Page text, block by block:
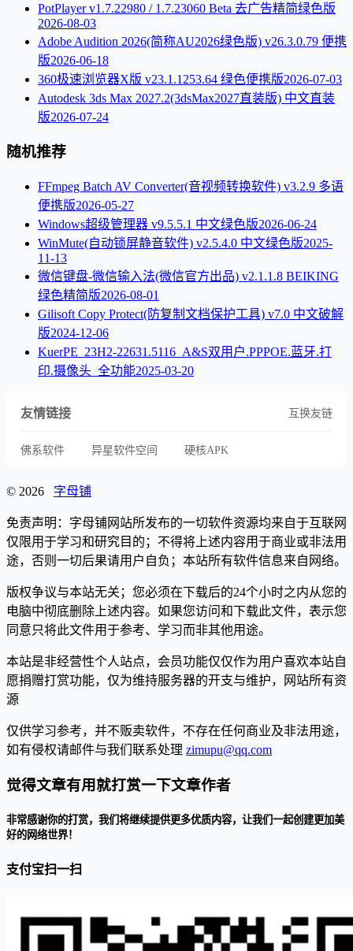
PotPlayer v1.7.22980 / 1.7.23060 Beta 去广告精简绿色版
2026-08-03
Adobe Audition 2026(简称AU2026绿色版) v26.3.0.79 便携
版2026-06-18
360极速浏览器X版 v23.1.1253.64 绿色便携版2026-07-03
Autodesk 3ds Max 2027.2(3dsMax2027直装版) 中文直装
版2026-07-24
随机推荐
FFmpeg Batch AV Converter(音视频转换软件) v3.2.9 多语
便携版2026-05-27
Windows超级管理器 v9.5.5.1 中文绿色版2026-06-24
WinMute(自动锁屏静音软件) v2.5.4.0 中文绿色版2025-
11-13
微信键盘-微信输入法(微信官方出品) v2.1.1.8 BEIKING
绿色精简版2026-08-01
Gilisoft Copy Protect(防复制文档保护工具) v7.0 中文破解
版2024-12-06
KuerPE_23H2-22631.5116_A&S双用户.PPPOE.蓝牙.打
印.摄像头_全功能2025-03-20
友情链接 互换友链
佛系软件 异星软件空间 硬核APK
© 2026 字母铺
免责声明：字母铺网站所发布的一切软件资源均来自于互联网
仅限用于学习和研究目的；不得将上述内容用于商业或非法用
途，否则一切后果请用户自负；本站所有软件信息来自网络。
版权争议与本站无关；您必须在下载后的24个小时之内从您的
电脑中彻底删除上述内容。如果您访问和下载此文件，表示您
同意只将此文件用于参考、学习而非其他用途。
本站是非经营性个人站点，会员功能仅仅作为用户喜欢本站自
愿捐赠打赏功能，仅为维持服务器的开支与维护，网站所有资
源
仅供学习参考，并不贩卖软件，不存在任何商业及非法用途，
如有侵权请邮件与我们联系处理 zimupu@qq.com
觉得文章有用就打赏一下文章作者
非常感谢你的打赏，我们将继续提供更多优质内容，让我们一起创建更加美
好的网络世界！
支付宝扫一扫